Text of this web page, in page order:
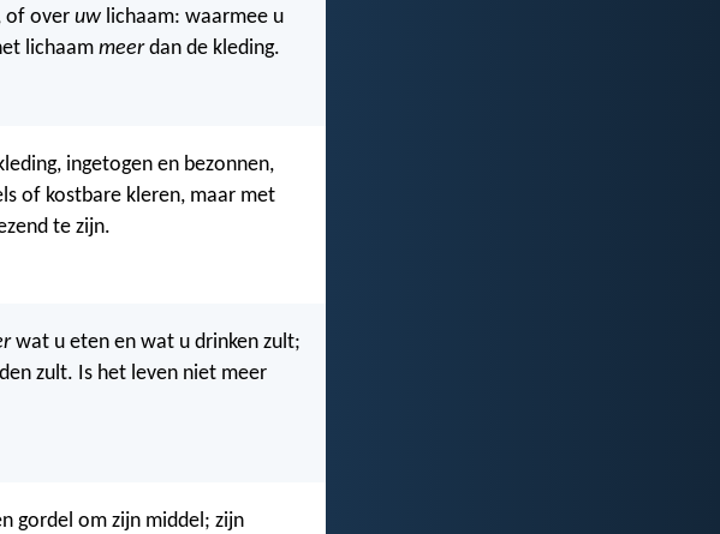
of over uw lichaam: waarmee u
lichaam meerdan de kleding.
ingetogen en bezonnen,
of kostbare kleren, maar met
te zijn.
wat u eten en wat u drinken zult;
zult. Is het leven niet meer
gordel om zijn middel; zijn